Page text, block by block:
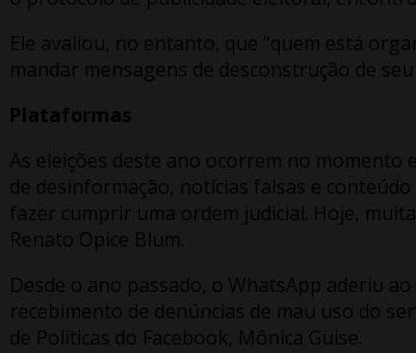
Ele avaliou, no entanto, que “quem está
mandar mensagens de desconstrução de
Plataformas
As eleições deste ano ocorrem no
de desinformação, notícias falsas e
fazer cumprir uma ordem judicial. Hoje,
Renato Opice Blum.
Desde o ano passado, o WhatsApp aderiu
recebimento de denúncias de mau uso do
de Políticas do Facebook, Mônica Guise.